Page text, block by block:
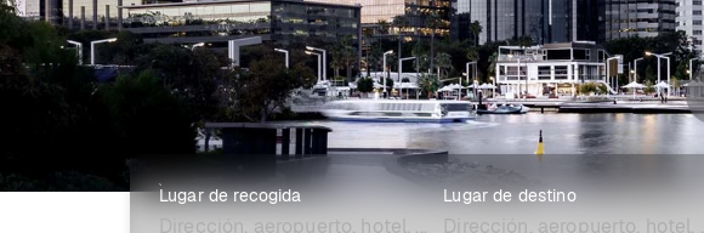
Lugar de recogida Lugar de destino